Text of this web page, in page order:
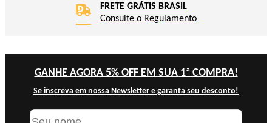
FRETE GRÁTIS BRASIL
Consulte o Regulamento
GANHE AGORA 5% OFF EM SUA 1ª COMPRA!
Se inscreva em nossa Newsletter e garanta seu desconto!